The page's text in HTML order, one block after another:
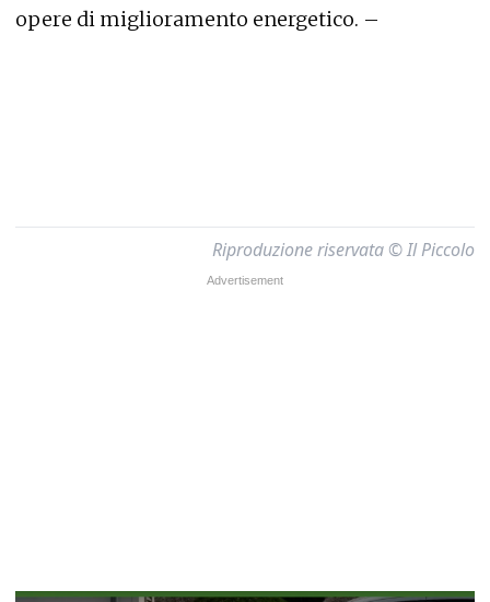
opere di miglioramento energetico. –
Riproduzione riservata © Il Piccolo